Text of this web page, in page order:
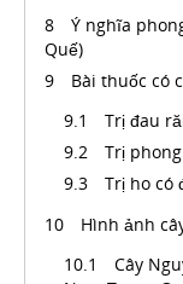
Ý nghĩa
Quế)
Bài thuốc có
Trị đau
Trị
Trị ho có
Hình ảnh
Cây